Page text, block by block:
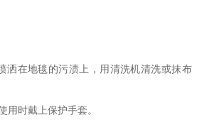
洒在地毯的污渍上，用清洗机清洗或抹布
用时戴上保护手套。